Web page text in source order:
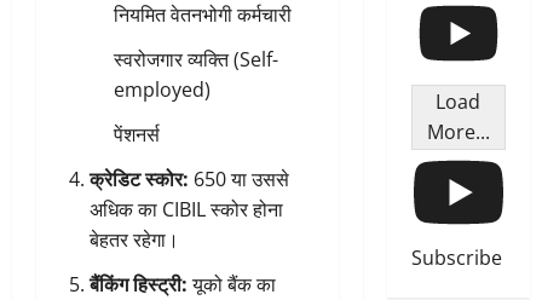
नियमित वेतनभोगी कर्मचारी
स्वरोजगार व्यक्ति (Self-
employed)
पेंशनर्स
क्रेडिट स्कोर: 650 या उससे
अधिक का CIBIL स्कोर होना
बेहतर रहेगा।
बैंकिंग हिस्ट्री:यूको बैंक का
Load
More...
Subscribe